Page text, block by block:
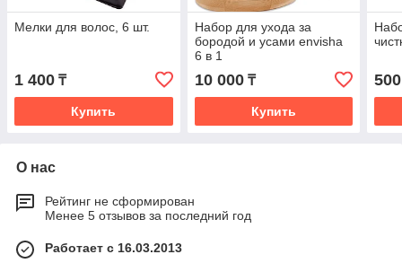
Мелки для волос, 6 шт.
1 400 ₸
Купить
Набор для ухода за
бородой и усами envisha
6 в 1
10 000₸
Купить
500
О нас
Рейтинг не сформирован
Менее 5 отзывов за последний год
Работает с 16.03.2013